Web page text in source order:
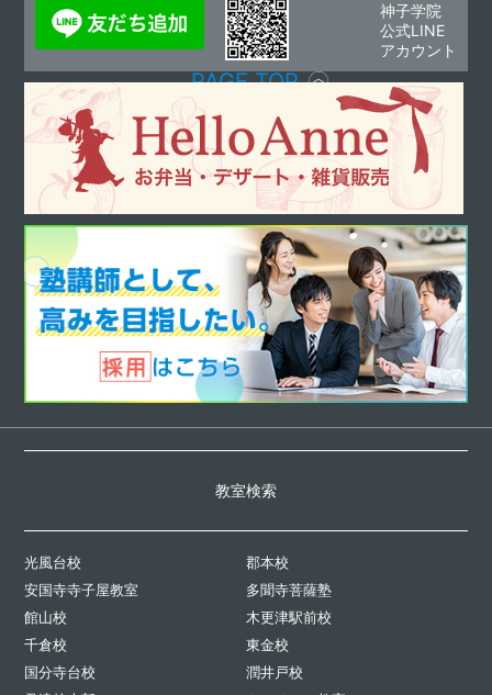
PAGE TOP
神子学院
公式LINE
アカウント
教室検索
光風台校
安国寺寺子屋教室
館山校
千倉校
郡本校
多聞寺菩薩塾
木更津駅前校
東金校
国分寺台校
潤井戸校